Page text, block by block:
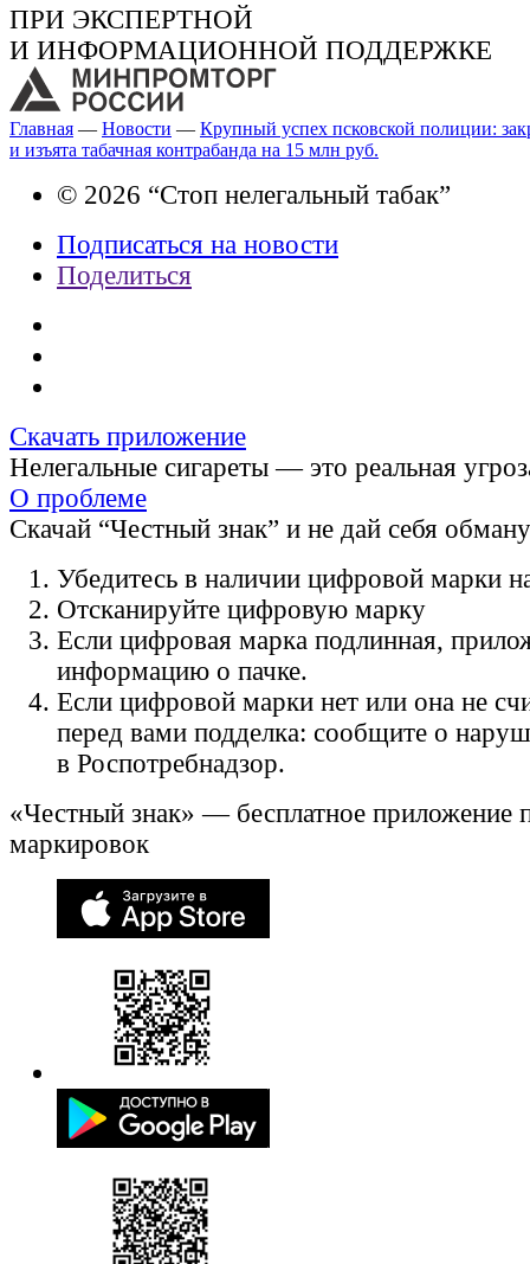
ПРИ ЭКСПЕРТНОЙ
И ИНФОРМАЦИОННОЙ ПОДДЕРЖКЕ
Главная — Новости — Крупный успех псковской полиции:
и изъята табачная контрабанда на 15 млн руб.
© 2026 “Стоп нелегальный табак”
Подписаться на новости
Поделиться
Скачать приложение
Нелегальные сигареты — это реальная
О проблеме
Скачай “Честный знак” и не дай себя
Убедитесь в наличии цифровой марки
Отсканируйте цифровую марку
Если цифровая марка подлинная,
информацию о пачке.
Если цифровой марки нет или она не
перед вами подделка: сообщите о
в Роспотребнадзор.
«Честный знак» — бесплатное приложение
маркировок